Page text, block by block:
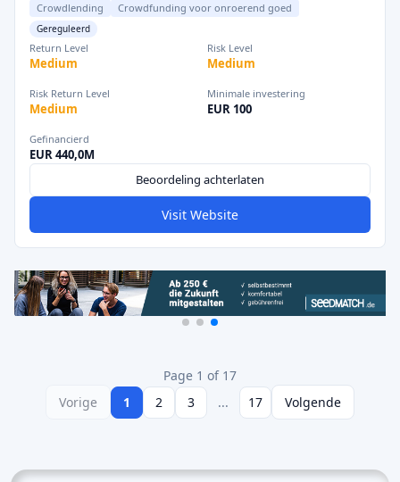
Crowdlending Crowdfunding voor onroerend goed
Gereguleerd
Return Level
Medium
Risk Level
Medium
Risk Return Level
Medium
Minimale investering
EUR 100
Gefinancierd
EUR 440,0M
Beoordeling achterlaten
Visit Website
Page 1 of 17
Vorige
1 2 3 ... 17 Volgende